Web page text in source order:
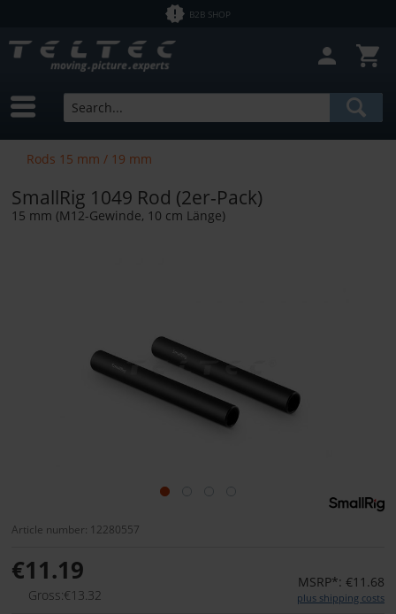
B2B SHOP
Rods 15 mm / 19 mm
SmallRig 1049 Rod (2er-Pack)
15 mm (M12-Gewinde, 10 cm Länge)
Article number: 12280557
€11.19
Gross:€13.32
MSRP*: €11.68
plus shipping costs
In Stock
Brands
from€0.01 to€246892.00
Bundle Products